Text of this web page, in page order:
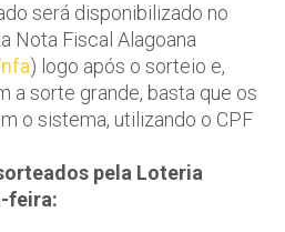
será disponibilizado no
Nota Fiscal Alagoana
) logo após o sorteio e,
a sorte grande, basta que os
o sistema, utilizando o CPF
pela Loteria
feira: